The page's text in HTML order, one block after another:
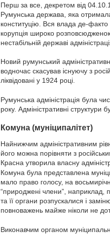
Перш за все, декретом від
Румунська держава, яка
конституцію. Вся влада де-
корупція широко
нестабільній державі
Новий румунський
водночас скасував існуючу з
ліквідовані у 1924 році.
Румунська адміністрація була
року. Адміністративні структури
Комуна (муніципалітет)
Найнижчим адміністративним
його можна порівняти з
Красна утворила власну
Комуна була представлена
мало право голосу, на
“природжені члени”, наприклад,
та її органи розпускалися і
повноважень майже ніколи не
Виконавчим органом